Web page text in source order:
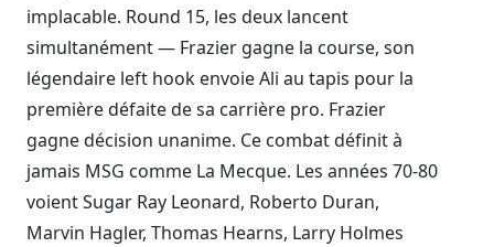
implacable. Round 15, les deux lancent
simultanément — Frazier gagne la course, son
légendaire left hook envoie Ali au tapis pour la
première défaite de sa carrière pro. Frazier
gagne décision unanime. Ce combat définit à
jamais MSG comme La Mecque. Les années 70-80
voient Sugar Ray Leonard, Roberto Duran,
Marvin Hagler, Thomas Hearns, Larry Holmes